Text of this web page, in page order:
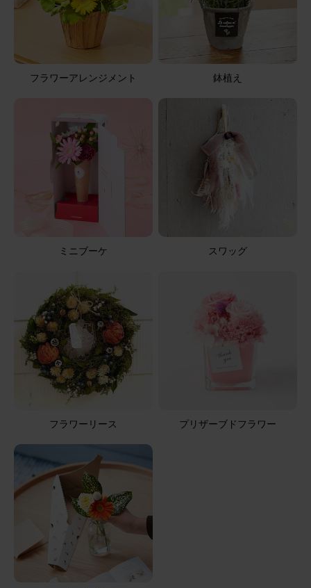
フラワーアレンジメント 鉢植え
ミニブーケ スワッグ
フラワーリース プリザーブドフラワー